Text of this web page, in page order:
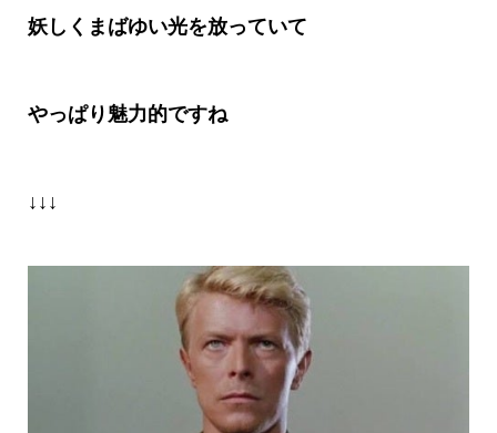
妖しくまばゆい光を放っていて
やっぱり魅力的ですね
↓↓↓